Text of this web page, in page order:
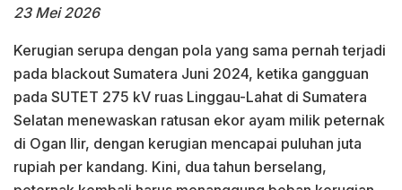
23 Mei 2026
Kerugian serupa dengan pola yang sama pernah terjadi
pada blackout Sumatera Juni 2024, ketika gangguan
pada SUTET 275 kV ruas Linggau-Lahat di Sumatera
Selatan menewaskan ratusan ekor ayam milik peternak
di Ogan Ilir, dengan kerugian mencapai puluhan juta
rupiah per kandang. Kini, dua tahun berselang,